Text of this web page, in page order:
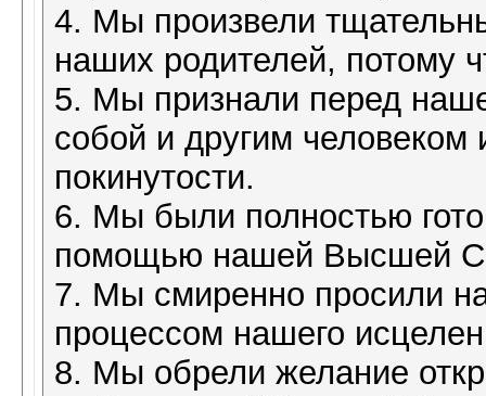
4. Мы произвели
наших родителей, потому
5. Мы признали перед
собой и другим
покинутости.
6. Мы были полностью
помощью нашей Высшей
7. Мы смиренно просили
процессом нашего
8. Мы обрели желание